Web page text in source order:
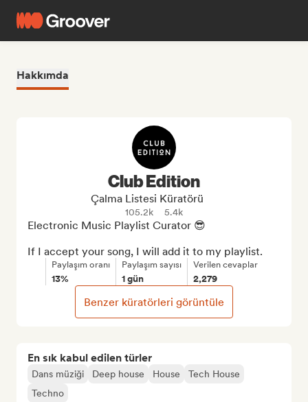
Hakkımda
En sık kabul edilen türler
Dans müziği Deep house House
Tech House
Techno
Club Edition
Çalma Listesi Küratörü
105.2k 5.4k
Electronic Music Playlist Curator 😎
If I accept your song, I will add it to my playlist.
Paylaşım oranı
13%
Paylaşım sayısı
1 gün
Verilen cevaplar
2,279
Benzer küratörleri görüntüle